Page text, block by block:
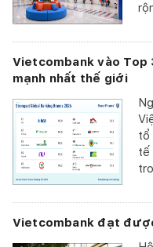
Vietcombank vào Top
mạnh nhất thế giới
tổ
tế
Vietcombank đạt